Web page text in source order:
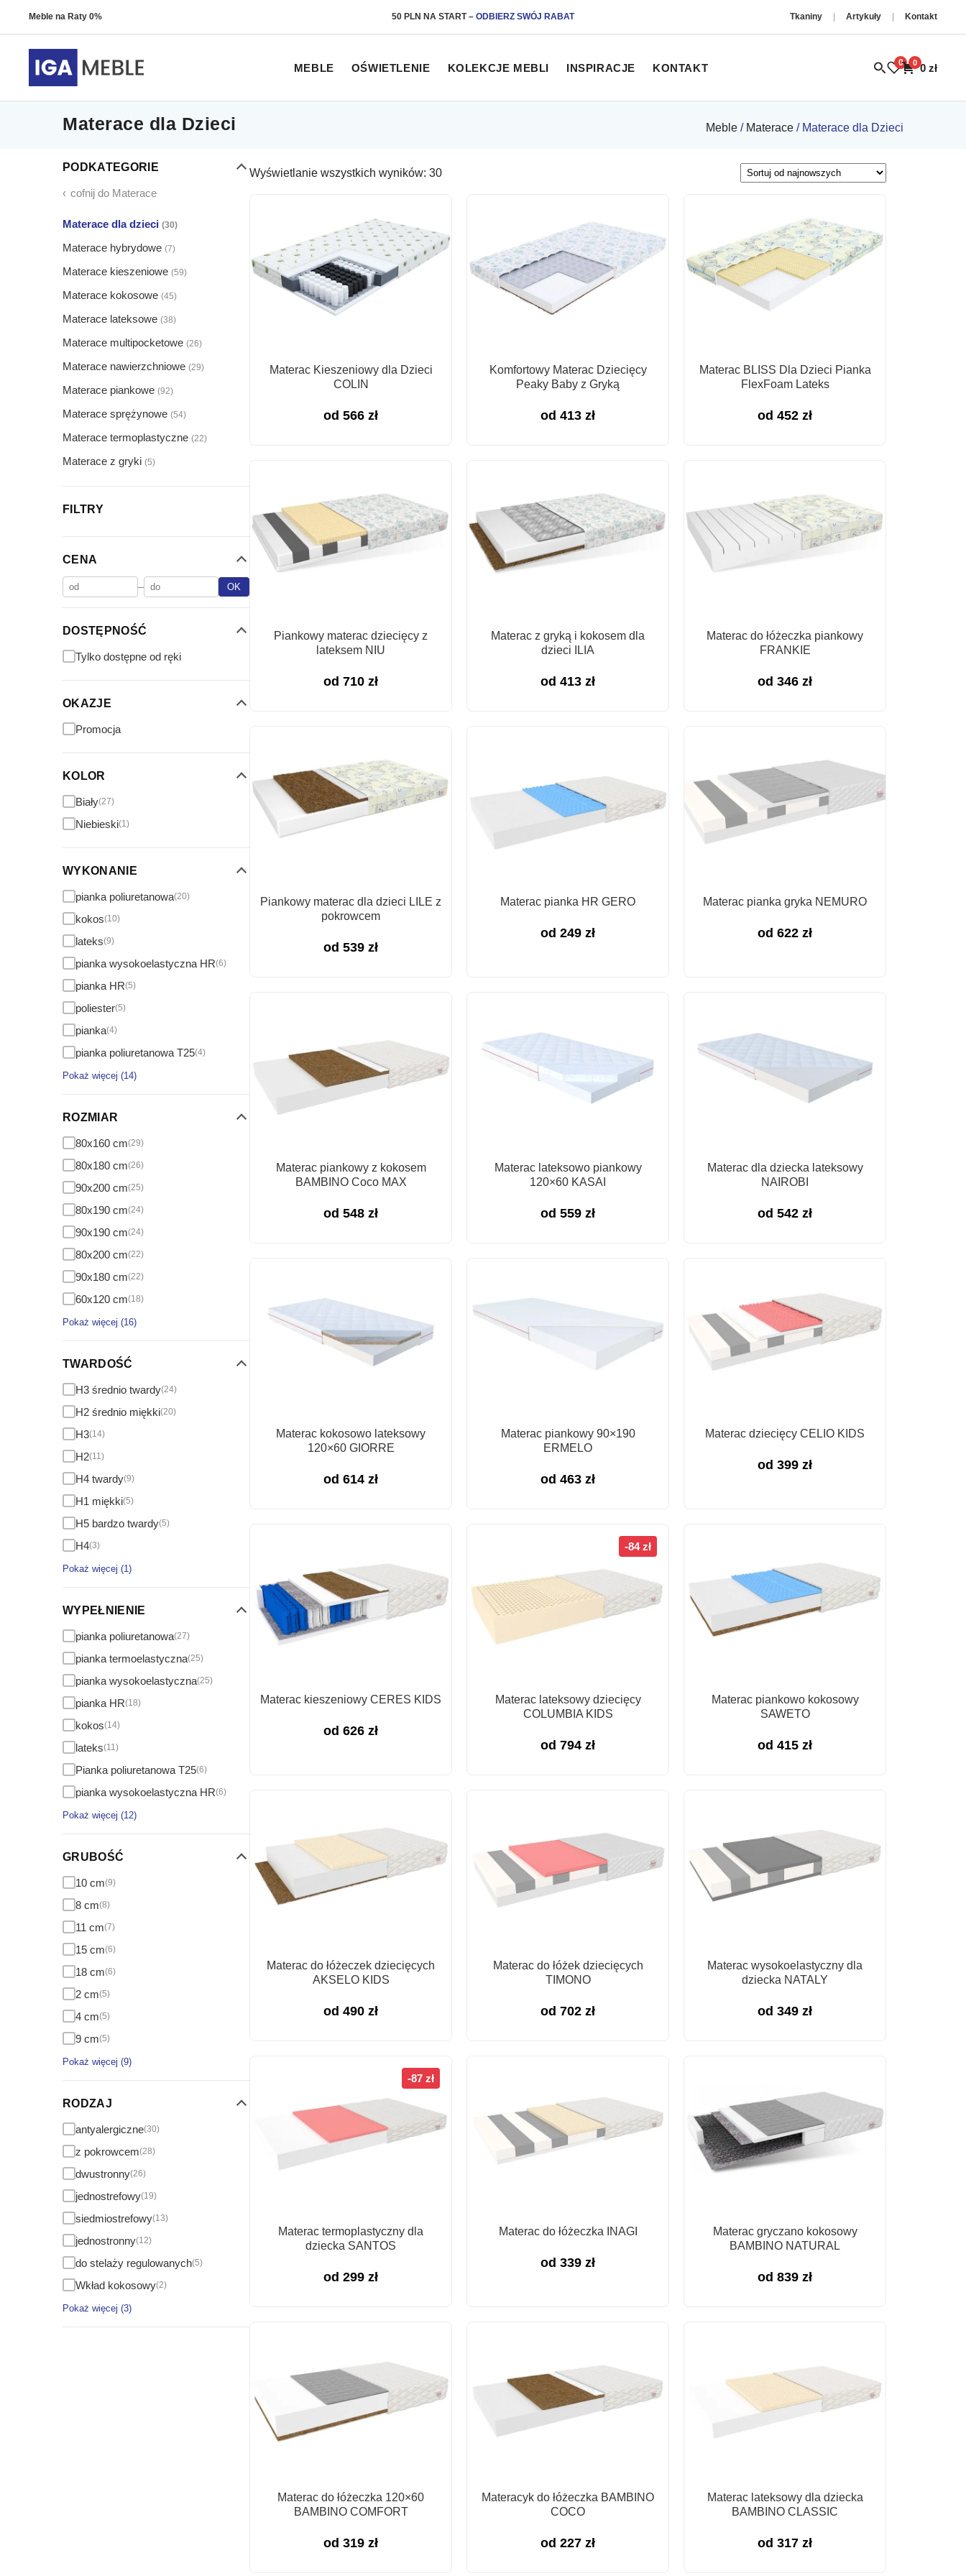
Meble na Raty 0% 50 PLN NA START– ODBIERZ SWÓJ RABAT Tkaniny Artykuły Kontakt
MEBLE OŚWIETLENIE KOLEKCJE MEBLI INSPIRACJE KONTAKT 0 0 0 zł
Materace dla Dzieci Meble / Materace / Materace dla Dzieci
PODKATEGORIE
‹ cofnij do Materace
Materace dla dzieci (30)
Materace hybrydowe (7)
Materace kieszeniowe (59)
Materace kokosowe (45)
Materace lateksowe (38)
Materace multipocketowe (26)
Materace nawierzchniowe (29)
Materace piankowe (92)
Materace sprężynowe (54)
Materace termoplastyczne (22)
Materace z gryki (5)
FILTRY
CENA
– OK
DOSTĘPNOŚĆ
Tylko dostępne od ręki
OKAZJE
Promocja
KOLOR
Biały(27)
Niebieski(1)
WYKONANIE
pianka poliuretanowa(20)
kokos(10)
lateks(9)
pianka wysokoelastyczna HR(6)
pianka HR(5)
poliester(5)
pianka(4)
pianka poliuretanowa T25(4)
Pokaż więcej (14)
ROZMIAR
80x160 cm(29)
80x180 cm(26)
90x200 cm(25)
80x190 cm(24)
90x190 cm(24)
80x200 cm(22)
90x180 cm(22)
60x120 cm(18)
Pokaż więcej (16)
TWARDOŚĆ
H3 średnio twardy(24)
H2 średnio miękki(20)
H3(14)
H2(11)
H4 twardy(9)
H1 miękki(5)
H5 bardzo twardy(5)
H4(3)
Pokaż więcej (1)
WYPEŁNIENIE
pianka poliuretanowa(27)
pianka termoelastyczna(25)
pianka wysokoelastyczna(25)
pianka HR(18)
kokos(14)
lateks(11)
Pianka poliuretanowa T25(6)
pianka wysokoelastyczna HR(6)
Pokaż więcej (12)
GRUBOŚĆ
10 cm(9)
8 cm(8)
11 cm(7)
15 cm(6)
18 cm(6)
2 cm(5)
4 cm(5)
9 cm(5)
Pokaż więcej (9)
RODZAJ
antyalergiczne(30)
z pokrowcem(28)
dwustronny(26)
jednostrefowy(19)
siedmiostrefowy(13)
jednostronny(12)
do stelaży regulowanych(5)
Wkład kokosowy(2)
Pokaż więcej (3)
Wyświetlanie wszystkich wyników: 30Posortowane
Materac Kieszeniowy dla Dzieci
COLIN
od 566 zł
Komfortowy Materac Dziecięcy
Peaky Baby z Gryką
od 413 zł
Materac BLISS Dla Dzieci Pianka
FlexFoam Lateks
od 452 zł
Piankowy materac dziecięcy z
lateksem NIU
od 710 zł
Materac z gryką i kokosem dla
dzieci ILIA
od 413 zł
Materac do łóżeczka piankowy
FRANKIE
od 346 zł
Piankowy materac dla dzieci LILE z
pokrowcem
od 539 zł
Materac pianka HR GERO
od 249 zł
Materac pianka gryka NEMURO
od 622 zł
Materac piankowy z kokosem
BAMBINO Coco MAX
od 548 zł
Materac lateksowo piankowy
120×60 KASAI
od 559 zł
Materac dla dziecka lateksowy
NAIROBI
od 542 zł
Materac kokosowo lateksowy
120×60 GIORRE
od 614 zł
Materac piankowy 90×190
ERMELO
od 463 zł
Materac dziecięcy CELIO KIDS
od 399 zł
Materac kieszeniowy CERES KIDS
od 626 zł
-84 zł
Materac lateksowy dziecięcy
COLUMBIA KIDS
od 794 zł
Materac piankowo kokosowy
SAWETO
od 415 zł
Materac do łóżeczek dziecięcych
AKSELO KIDS
od 490 zł
Materac do łóżek dziecięcych
TIMONO
od 702 zł
Materac wysokoelastyczny dla
dziecka NATALY
od 349 zł
-87 zł
Materac termoplastyczny dla
dziecka SANTOS
od 299 zł
Materac do łóżeczka INAGI
od 339 zł
Materac gryczano kokosowy
BAMBINO NATURAL
od 839 zł
Materac do łóżeczka 120×60
BAMBINO COMFORT
od 319 zł
Materacyk do łóżeczka BAMBINO
COCO
od 227 zł
Materac lateksowy dla dziecka
BAMBINO CLASSIC
od 317 zł